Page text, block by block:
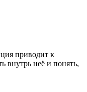
приводит к
внутрь неё и понять,